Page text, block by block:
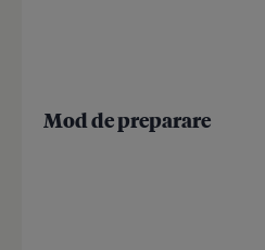
Mod de preparare